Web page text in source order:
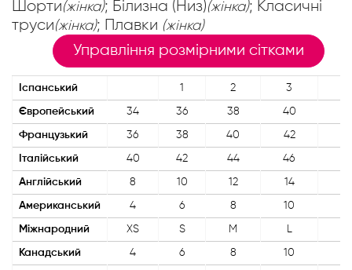
Шорти(жінка); Білизна (Низ)(жінка); Класичні
труси(жінка); Плавки (жінка)
Управління розмірними сітками
Іспанський 1 2 3
Європейський 34 36 38 40
Французький 36 38 40 42
Італійський 40 42 44 46
Англійський 8 10 12 14
Американський 4 6 8 10
Міжнародний XS S M L
Канадський 4 6 8 10